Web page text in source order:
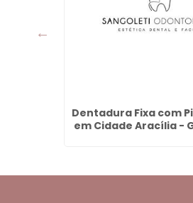
Dentadura Fixa com
em Cidade Aracília -